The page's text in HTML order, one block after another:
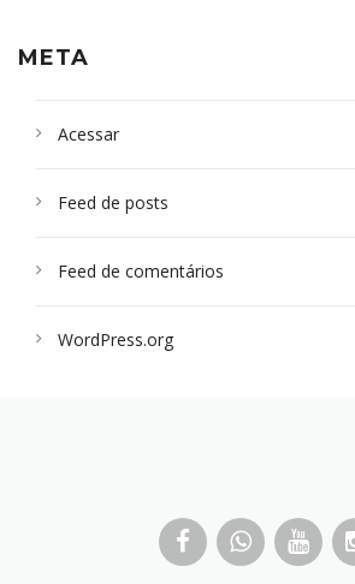
META
Acessar
Feed de posts
Feed de comentários
WordPress.org